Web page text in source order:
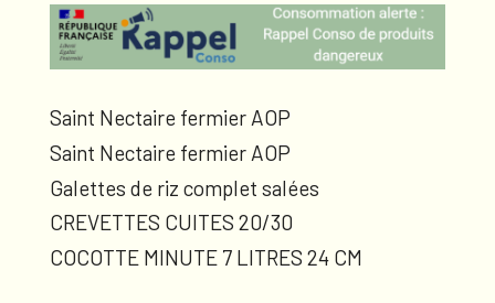
Saint Nectaire fermier AOP
Saint Nectaire fermier AOP
Galettes de riz complet salées
CREVETTES CUITES 20/30
COCOTTE MINUTE 7 LITRES 24 CM